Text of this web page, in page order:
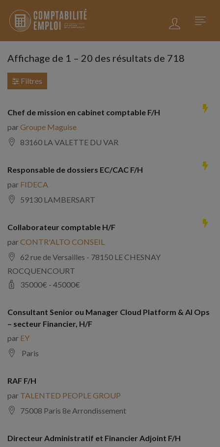
Affichage de 1 – 20 des résultats de 718
Filtres
Chef de mission en cabinet comptable F/H
parGroupe Maguise
83160 LA VALETTE DU VAR
Responsable de dossiers EC/CAC F/H
par FIDECA
59130 LAMBERSART
Collaborateur comptable H/F
parCONTR'ALTO CONSEIL
62 rue de Versailles - 78150 LE CHESNAY
ROCQUENCOURT
35000€ - 45000€
Consultant Senior ou Manager Cloud Platform & AI Ops
– secteur Financier, H/F
par EY
Paris
RAF F/H
par TALENTED PEOPLE GROUP
75008 Paris 8e Arrondissement
Directeur Administratif et Financier Adjoint F/H